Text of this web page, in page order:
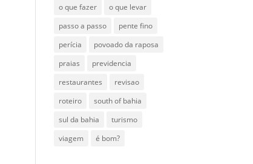
o que fazer
o que levar
passo a passo
pente fino
perícia
povoado da raposa
praias
previdencia
restaurantes
revisao
roteiro
south of bahia
sul da bahia
turismo
viagem
é bom?